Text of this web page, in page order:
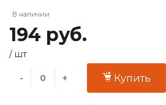
В наличии
194 руб.
/ шт
- + Купить